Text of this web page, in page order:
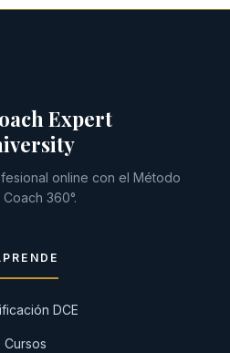
Expert
online con el Método
360°.
DCE
Cursos